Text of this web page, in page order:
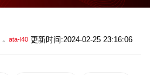
ata-l40 更新时间:2024-02-25 23:16:06